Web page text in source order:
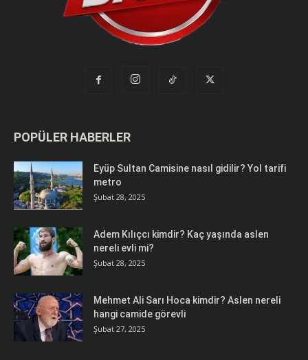
POPÜLER HABERLER
Eyüp Sultan Camisine nasıl gidilir? Yol tarifi
metro
Şubat 28, 2025
Adem Kılıçcı kimdir? Kaç yaşında aslen
nereli evli mi?
Şubat 28, 2025
Mehmet Ali Sarı Hoca kimdir? Aslen nereli
hangi camide görevli
Şubat 27, 2025